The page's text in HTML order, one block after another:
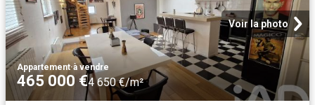
Voir la photo
Appartement·à vendre
465 000 €4 650 €/m²